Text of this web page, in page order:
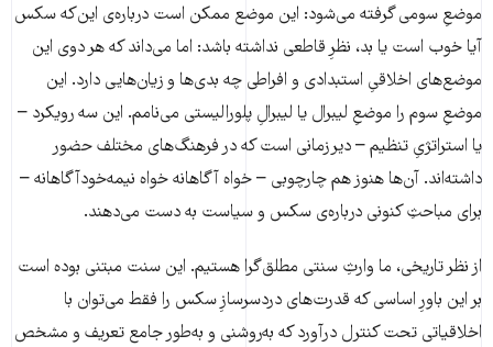
موضعِ سومی گرفته می‌شود: این موضع ممکن است درباره‌ی این‌که سکس
آیا خوب است یا بد، نظرِ قاطعی نداشته باشد: اما می‌داند که هر دوی این
موضع‌های اخلاقیِ استبدادی و افراطی چه بدی‌ها و زیان‌هایی دارد. این
موضعِ سوم را موضعِ لیبرال یا لیبرالِ پلورالیستی می‌نامم. این سه رویکرد –
یا استراتژیِ تنظیم – دیرزمانی است که در فرهنگ‌های مختلف حضور
داشته‌اند. آن‌ها هنوز هم چارچوبی – خواه آگاهانه خواه نیمه‌خودآگاهانه –
برای مباحثِ کنونی درباره‌ی سکس و سیاست به دست می‌دهند.
از نظر تاریخی، ما وارثِ سنتی مطلق‌گرا هستیم. این سنت مبتنی بوده است
بر این باورِ اساسی که قدرت‌های دردسرسازِ سکس را فقط می‌توان با
اخلاقیاتی تحت کنترل درآورد که به‌روشنی و به‌طور جامع تعریف و مشخص